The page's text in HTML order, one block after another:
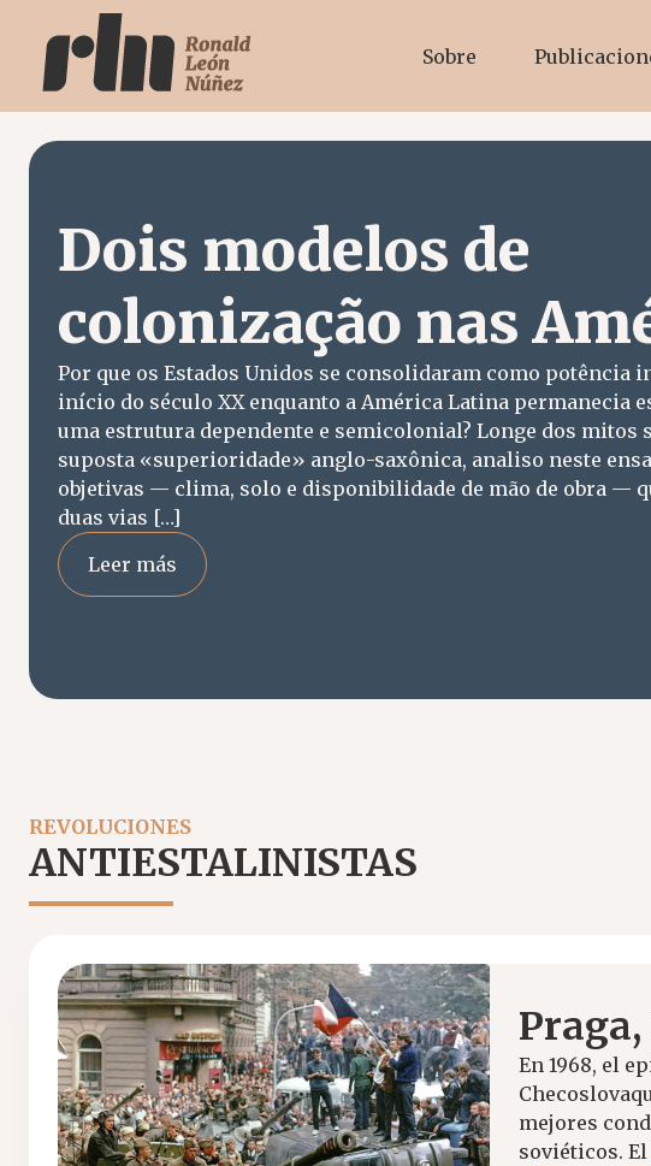
Sobre
Dois modelos de
colonização nas
Por que os Estados Unidos se consolidaram como potência
início do século XX enquanto a América Latina permanecia
uma estrutura dependente e semicolonial? Longe dos mitos
suposta «superioridade» anglo-saxônica, analiso neste
objetivas — clima, solo e disponibilidade de mão de obra —
duas vias […]
Leer más
REVOLUCIONES
ANTIESTALINISTAS
Praga,
En 1968, el
mejores
soviéticos.